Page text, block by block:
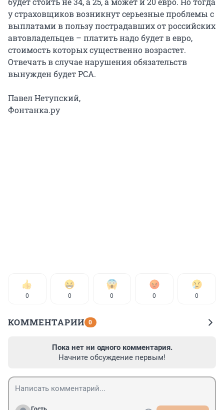
у страховщиков возникнут серьезные проблемы с
выплатами в пользу пострадавших от российских
автовладельцев – платить надо будет в евро,
стоимость которых существенно возрастет.
Отвечать в случае нарушения обязательств
вынужден будет РСА.
Павел Нетупский,
Фонтанка.ру
0 0 0 0 0
КОММЕНТАРИИ 0
Пока нет ни одного комментария.
Начните обсуждение первым!